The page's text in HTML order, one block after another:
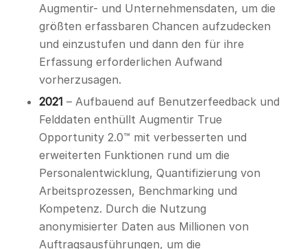
Augmentir- und Unternehmensdaten, um die
größten erfassbaren Chancen aufzudecken
und einzustufen und dann den für ihre
Erfassung erforderlichen Aufwand
vorherzusagen.
2021 – Aufbauend auf Benutzerfeedback und
Felddaten enthüllt Augmentir True
Opportunity 2.0™ mit verbesserten und
erweiterten Funktionen rund um die
Personalentwicklung, Quantifizierung von
Arbeitsprozessen, Benchmarking und
Kompetenz. Durch die Nutzung
anonymisierter Daten aus Millionen von
Auftragsausführungen, um die